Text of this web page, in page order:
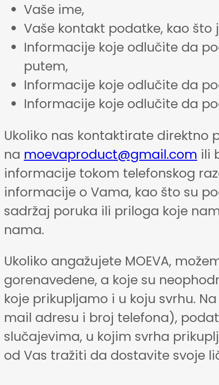
Vaše ime,
Vaše kontakt podatke, kao što
Informacije koje odlučite da
putem,
Informacije koje odlučite da
Informacije koje odlučite da
Ukoliko nas kontaktirate
na moevaproduct@gmail.com ili
informacije tokom telefonskog
informacije o Vama, kao što su
sadržaj poruka ili priloga koje
nama.
Ukoliko angažujete MOEVA,
gorenavedene, a koje su
koje prikupljamo i u koju svrhu.
mail adresu i broj telefona),
slučajevima, u kojim svrha
od Vas tražiti da dostavite svoje